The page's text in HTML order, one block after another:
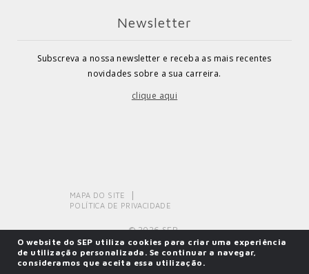
Newsletter
Subscreva a nossa newsletter e receba as mais recentes
novidades sobre a sua carreira.
clique aqui
MAPA DO SITE
POLÍTICA DE PRIVACIDADE
© 2026 SEP.
Powered bySOLOS
O website do SEP utiliza cookies para criar uma experiência
de utilização personalizada. Se continuar a navegar,
consideramos que aceita essa utilização.